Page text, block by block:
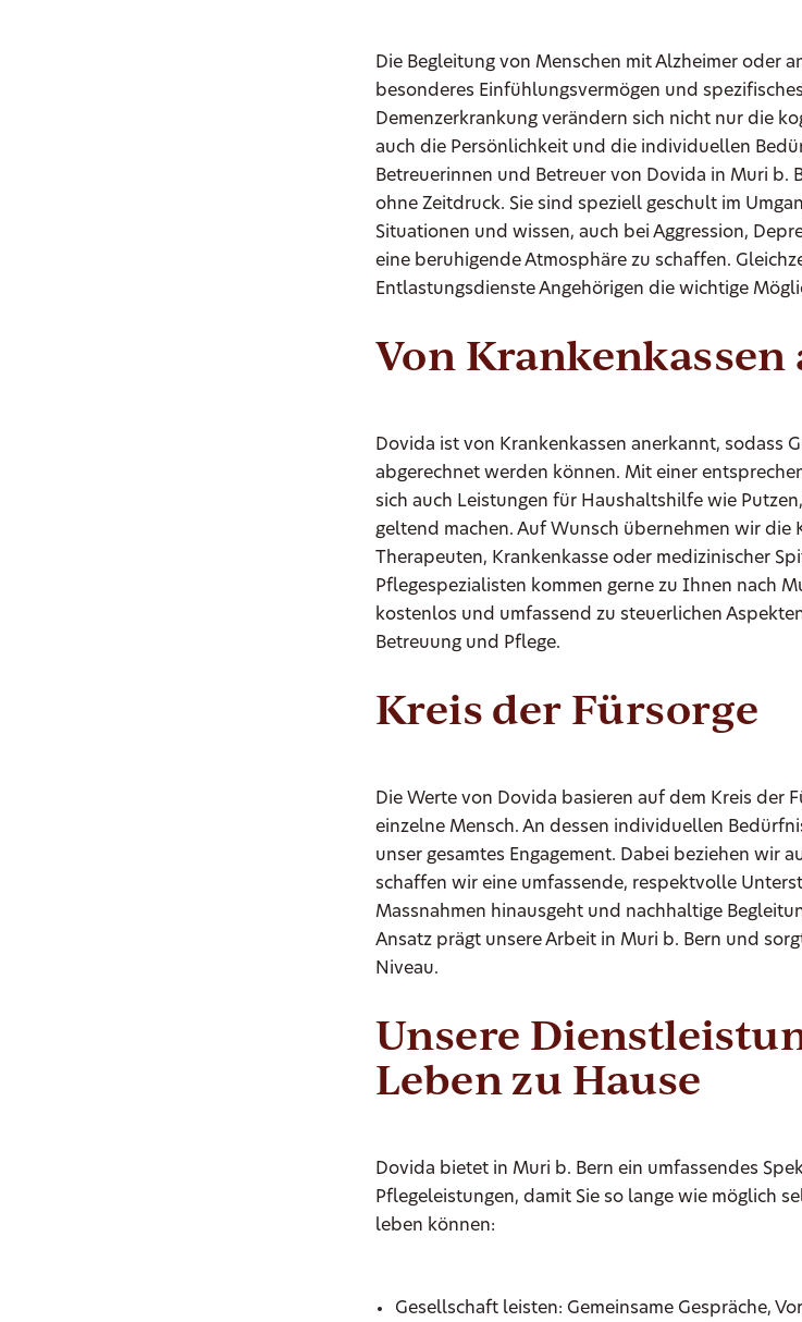
Die Begleitung von Menschen mit Alzheimer oder
besonderes Einfühlungsvermögen und
Demenzerkrankung verändern sich nicht nur die
auch die Persönlichkeit und die individuellen
Betreuerinnen und Betreuer von Dovida in Muri b.
ohne Zeitdruck. Sie sind speziell geschult im
Situationen und wissen, auch bei Aggression,
eine beruhigende Atmosphäre zu schaffen.
Entlastungsdienste Angehörigen die wichtige
Von
Dovida ist von Krankenkassen anerkannt, sodass
abgerechnet werden können. Mit einer
sich auch Leistungen für Haushaltshilfe wie
geltend machen. Auf Wunsch übernehmen wir die
Therapeuten, Krankenkasse oder medizinischer
Pflegespezialisten kommen gerne zu Ihnen nach
kostenlos und umfassend zu steuerlichen
Betreuung und Pflege.
Kreis der Fürsorge
Die Werte von Dovida basieren auf dem Kreis der
einzelne Mensch. An dessen individuellen
unser gesamtes Engagement. Dabei beziehen wir
schaffen wir eine umfassende, respektvolle
Massnahmen hinausgeht und nachhaltige
Ansatz prägt unsere Arbeit in Muri b. Bern und
Niveau.
Unsere
Leben zu Hause
Dovida bietet in Muri b. Bern ein umfassendes
Pflegeleistungen, damit Sie so lange wie möglich
leben können:
Gesellschaft leisten: Gemeinsame Gespräche,